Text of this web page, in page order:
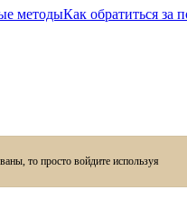
методыКак обратиться за
то просто войдите используя